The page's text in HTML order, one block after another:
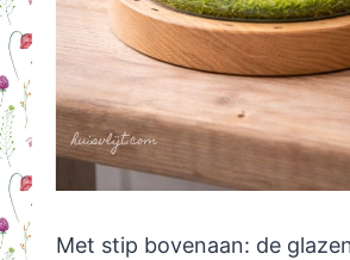
Met stip bovenaan: de